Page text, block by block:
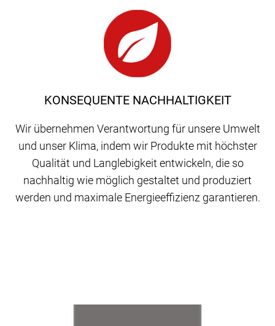
KONSEQUENTE NACHHALTIGKEIT
Wir übernehmen Verantwortung für unsere Umwelt
und unser Klima, indem wir Produkte mit höchster
Qualität und Langlebigkeit entwickeln, die so
nachhaltig wie möglich gestaltet und produziert
werden und maximale Energieeffizienz garantieren.